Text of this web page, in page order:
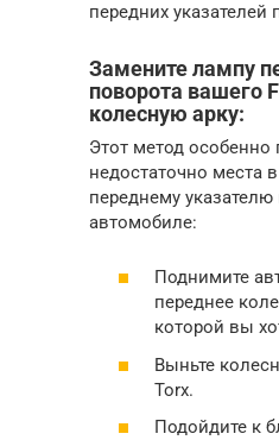
передних указателей
Замените лампу
поворота вашего
колесную арку:
Этот метод особенно
недостаточно места
переднему
автомобиле:
Поднимите
переднее
которой вы
Выньте
Torx.
Подойдите к